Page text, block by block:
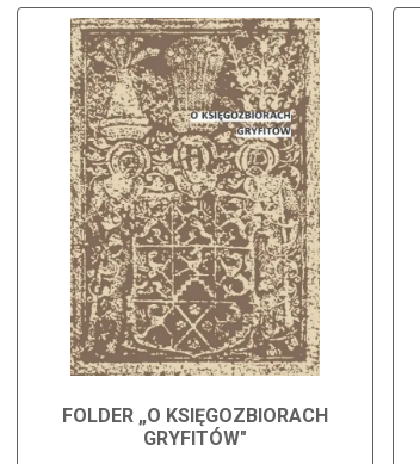
FOLDER „O KSIĘGOZBIORACH
GRYFITÓW"